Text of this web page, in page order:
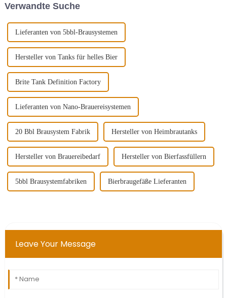
ihrer...
Verwandte Suche
Lieferanten von 5bbl-Brausystemen
Hersteller von Tanks für helles Bier
Brite Tank Definition Factory
Lieferanten von Nano-Brauereisystemen
20 Bbl Brausystem Fabrik Hersteller von Heimbrautanks
Hersteller von Brauereibedarf Hersteller von Bierfassfüllern
5bbl Brausystemfabriken Bierbraugefäße Lieferanten
Leave Your Message